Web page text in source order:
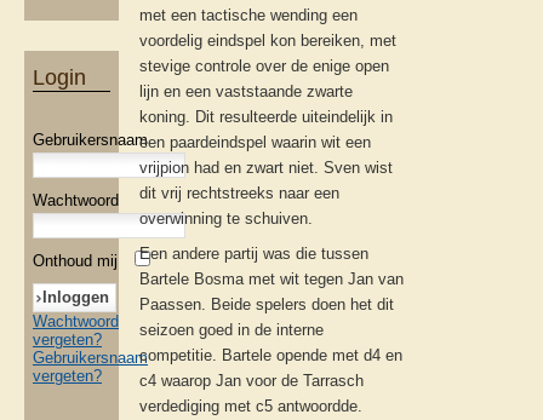
Login
Gebruikersnaam
Wachtwoord
Onthoud mij
Wachtwoord
vergeten?
Gebruikersnaam
vergeten?
met een tactische wending een
voordelig eindspel kon bereiken, met
stevige controle over de enige open
lijn en een vaststaande zwarte
koning. Dit resulteerde uiteindelijk in
een paardeindspel waarin wit een
vrijpion had en zwart niet. Sven wist
dit vrij rechtstreeks naar een
overwinning te schuiven.
Een andere partij was die tussen
Bartele Bosma met wit tegen Jan van
Paassen. Beide spelers doen het dit
seizoen goed in de interne
competitie. Bartele opende met d4 en
c4 waarop Jan voor de Tarrasch
verdediging met c5 antwoordde.